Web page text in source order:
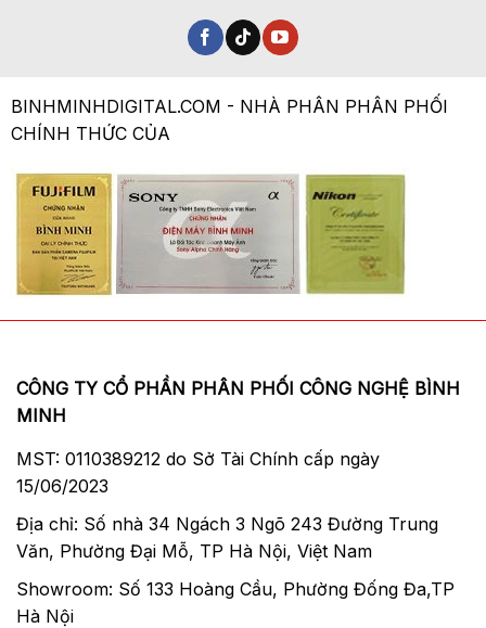
BINHMINHDIGITAL.COM - NHÀ PHÂN PHÂN PHỐI
CHÍNH THỨC CỦA
CÔNG TY CỔ PHẦN PHÂN PHỐI CÔNG NGHỆ BÌNH
MINH
MST: 0110389212 do Sở Tài Chính cấp ngày
15/06/2023
Địa chỉ: Số nhà 34 Ngách 3 Ngõ 243 Đường Trung
Văn, Phường Đại Mỗ, TP Hà Nội, Việt Nam
Showroom: Số 133 Hoàng Cầu, Phường Đống Đa,TP
Hà Nội